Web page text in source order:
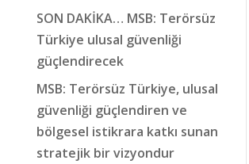
SON DAKİKA… MSB: Terörsüz
Türkiye ulusal güvenliği
güçlendirecek
MSB: Terörsüz Türkiye, ulusal
güvenliği güçlendiren ve
bölgesel istikrara katkı sunan
stratejik bir vizyondur